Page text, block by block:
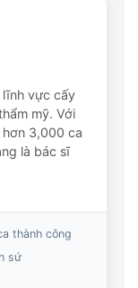
lĩnh vực cấy
mỹ. Với
hơn 3,000 ca
là bác sĩ
thành công
sứ